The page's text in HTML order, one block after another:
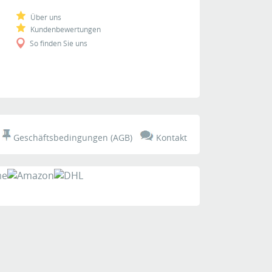
Über uns
Kundenbewertungen
So finden Sie uns
Geschäftsbedingungen (AGB) Kontakt